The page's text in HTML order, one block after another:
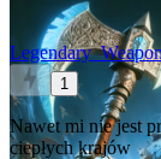
1
Nawet mi nie jest
ciepłych krajów